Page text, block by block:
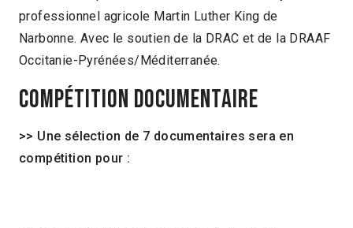
professionnel agricole Martin Luther King de
Narbonne. Avec le soutien de la DRAC et de la DRAAF
Occitanie-Pyrénées/Méditerranée.
COMPÉTITION DOCUMENTAIRE
>> Une sélection de 7 documentaires sera en
compétition pour :